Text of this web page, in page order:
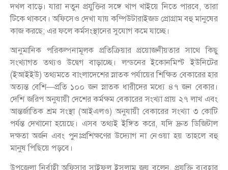
দখল বাড়ে। যারা নতুন প্রযুক্তির সঙ্গে খাপ খাইয়ে নিতে পারবে, তারা
টিকে থাকবে। অফিসেও দেখা যায় কম্পিউটারাইজড প্রোগ্রাম বহু মানুষের
কাজ করছে; এর ফলে কর্মসংস্থানের সুযোগ কমে যাচ্ছে।
আনুমানিক পরিকল্পনামূলক প্রতিক্রিয়ার প্রয়োজনীয়তার সাথে কিছু
সংখ্যাগত তথ্যও উদ্বেগ বাড়াচ্ছে। লন্ডনের ইকোনমিস্ট ইউনিটের
(ইআইইউ) তথ্যমতে বাংলাদেশের স্নাতক পর্যায়ের শিক্ষিত বেকারের হার
অত্যন্ত বেশি—প্রতি ১০০ জন স্নাতক ধারীদের মধ্যে ৪৭ জন বেকার।
দেশি জরিপ অনুযায়ী দেশের কর্মক্ষম বেকারের সংখ্যা প্রায় ২৭ লাখ এবং
আন্তর্জাতিক শ্রম সংস্থা (আইএলও) অনুযায়ী বেকারের সংখ্যা ৩ কোটি
পর্যন্ত দেখানো হয়েছে। এসব তথ্যই ইঙ্গিত করে, যদি দ্রুত ডিজিটাল
দক্ষতা অর্জন এবং পুনঃপ্রশিক্ষণের উদ্যোগ না নেওয়া হয় তাহলে বহু
মানুষ পিছিয়ে পড়বে।
উপজেলা নির্বাহী অফিসার সাইফুল ইসলাম জয় বলেন, প্রযুক্তি ব্যবহার